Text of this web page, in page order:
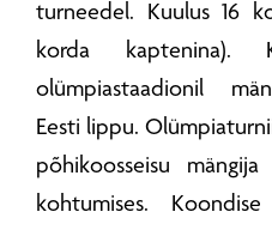
turneedel. Kuulus 16
korda kaptenina).
olümpiastaadionil
Eesti lippu.
põhikoosseisu
kohtumises.